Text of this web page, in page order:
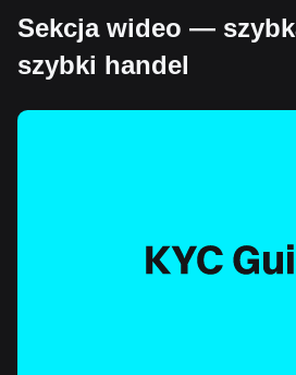
Sekcja wideo —
szybki handel